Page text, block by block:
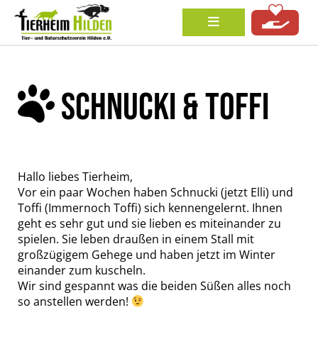
SCHNUCKI & TOFFI
Hallo liebes Tierheim,
Vor ein paar Wochen haben Schnucki (jetzt Elli) und
Toffi (Immernoch Toffi) sich kennengelernt. Ihnen
geht es sehr gut und sie lieben es miteinander zu
spielen. Sie leben draußen in einem Stall mit
großzügigem Gehege und haben jetzt im Winter
einander zum kuscheln.
Wir sind gespannt was die beiden Süßen alles noch
so anstellen werden!